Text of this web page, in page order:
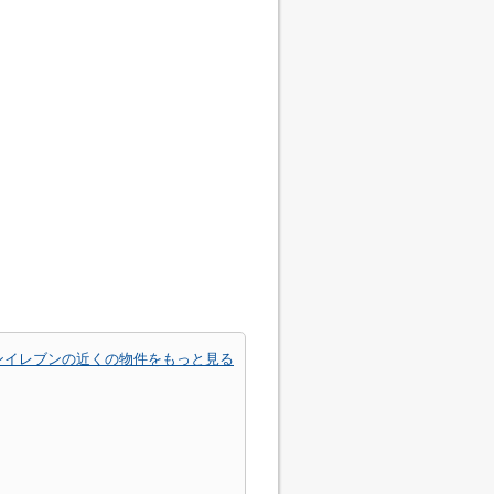
イレブンの近くの物件をもっと見る